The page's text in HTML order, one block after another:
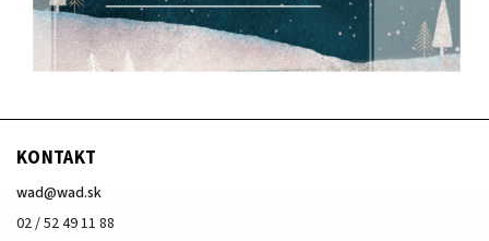
KONTAKT
wad@wad.sk
02 / 52 49 11 88